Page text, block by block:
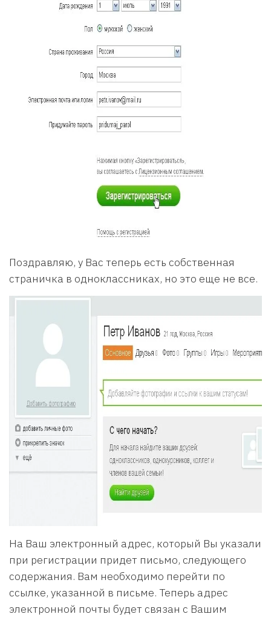
Поздравляю, у Вас теперь есть собственная
страничка в одноклассниках, но это еще не все.
На Ваш электронный адрес, который Вы указали
при регистрации придет письмо, следующего
содержания. Вам необходимо перейти по
ссылке, указанной в письме. Теперь адрес
электронной почты будет связан с Вашим